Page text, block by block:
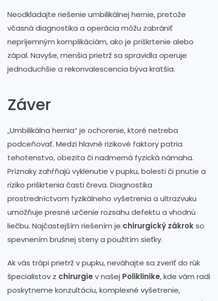
Neodkladajte riešenie umbilikálnej hernie, pretože
včasná diagnostika a operácia môžu zabrániť
nepríjemným komplikáciám, ako je priškrtenie alebo
zápal. Navyše, menšia prietrž sa spravidla operuje
jednoduchšie a rekonvalescencia býva kratšia.
Záver
„Umbilikálna hernia“ je ochorenie, ktoré netreba
podceňovať. Medzi hlavné rizikové faktory patria
tehotenstvo, obezita či nadmerná fyzická námaha.
Príznaky zahŕňajú vyklenutie v pupku, bolesti či pnutie a
riziko priškrtenia časti čreva. Diagnostika
prostredníctvom fyzikálneho vyšetrenia a ultrazvuku
umožňuje presné určenie rozsahu defektu a vhodnú
liečbu. Najčastejším riešením je chirurgický zákrokso
spevnením brušnej steny a použitím sieťky.
Ak vás trápi prietrž v pupku, neváhajte sa zveriť do rúk
špecialistov z chirurgie v našej Poliklinike, kde vám radi
poskytneme konzultáciu, komplexné vyšetrenie,